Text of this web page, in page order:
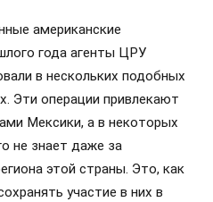
американские
года агенты ЦРУ
в нескольких подобных
Эти операции привлекают
Мексики, а в некоторых
не знает даже за
этой страны. Это, как
участие в них в